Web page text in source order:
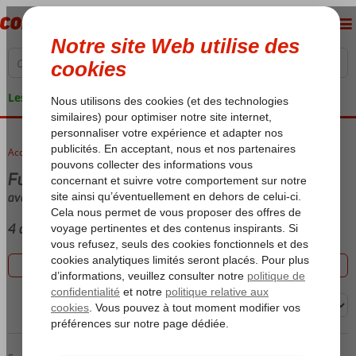
Les garanties de vacances
Accueil voyages
Fuengirola
avec (Ultra) All Inclusive
4 offres
Filtrez les 4 offres
Trier par: